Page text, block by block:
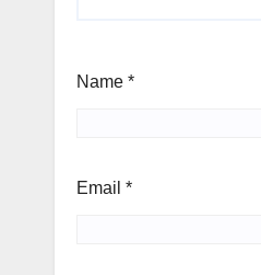
Name *
Email *